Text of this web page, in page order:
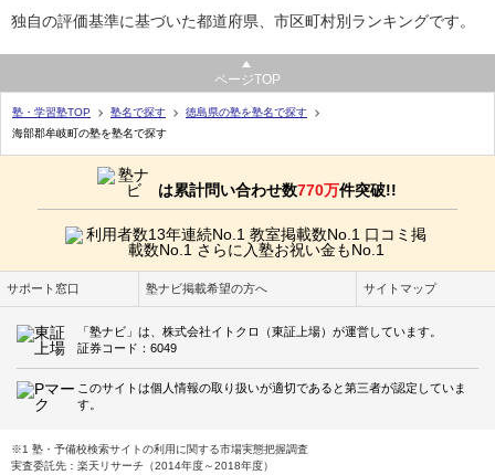
独自の評価基準に基づいた都道府県、市区町村別ランキングです。
ページTOP
塾・学習塾TOP 塾名で探す
徳島県の塾を塾名で探す
海部郡牟岐町の塾を塾名で探す
は累計問い合わせ数770万件突破!!
サポート窓口 塾ナビ掲載希望の方へ サイトマップ
「塾ナビ」は、株式会社イトクロ（東証上場）が運営しています。
証券コード：6049
このサイトは個人情報の取り扱いが適切であると第三者が認定していま
す。
※1 塾・予備校検索サイトの利用に関する市場実態把握調査
実査委託先：楽天リサーチ（2014年度～2018年度）